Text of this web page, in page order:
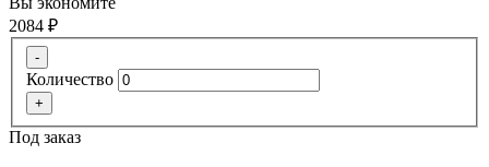
2084 ₽
-
Количество
+
Под заказ